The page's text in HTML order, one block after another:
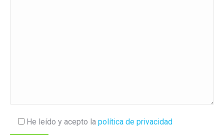
He leído y acepto la política de privacidad